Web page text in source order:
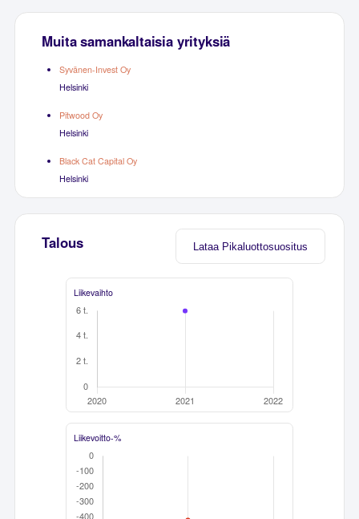
Muita samankaltaisia yrityksiä
Syvänen-Invest Oy
Helsinki
Pitwood Oy
Helsinki
Black Cat Capital Oy
Helsinki
Lataa Pikaluottosuositus
Talous
Liikevaihto
Liikevoitto-%